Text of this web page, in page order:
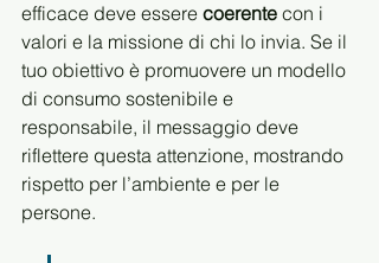
efficace deve essere coerente con i
valori e la missione di chi lo invia. Se il
tuo obiettivo è promuovere un modello
di consumo sostenibile e
responsabile, il messaggio deve
riflettere questa attenzione, mostrando
rispetto per l’ambiente e per le
persone.